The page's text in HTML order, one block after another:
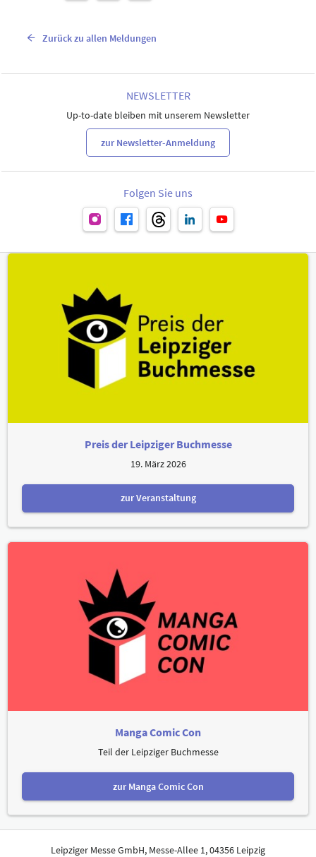
Zurück zu allen Meldungen
NEWSLETTER
Up-to-date bleiben mit unserem Newsletter
zur Newsletter-Anmeldung
Folgen Sie uns
Preis der Leipziger Buchmesse
19. März 2026
zur Veranstaltung
Manga Comic Con
Teil der Leipziger Buchmesse
zur Manga Comic Con
Leipziger Messe GmbH, Messe-Allee 1, 04356 Leipzig